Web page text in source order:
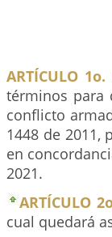
ARTÍCULO 1o.
términos para
conflicto
1448 de
en
2021.
ARTÍCULO
cual quedará